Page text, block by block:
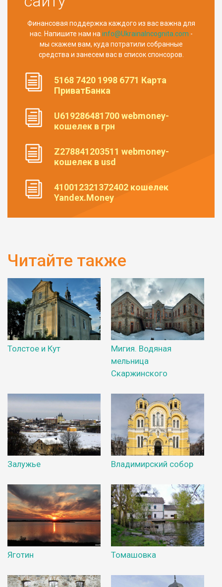
Финансовая поддержка каждого из вас важна для
нас. Напишите нам на info@UkrainaIncognita.com -
мы скажем вам, куда потратили собранные
средства и занесем вас в список спонсоров.
5168 7420 1998 6771 Карта
ПриватБанка
U619286481700 webmoney-
кошелек в грн
Z278841203511 webmoney-
кошелек в usd
410012321372402 кошелек
Yandex.Money
Читайте также
Толстое и Кут
Мигия. Водяная
мельница
Скаржинского
Залужье Владимирский собор
Яготин Томашовка